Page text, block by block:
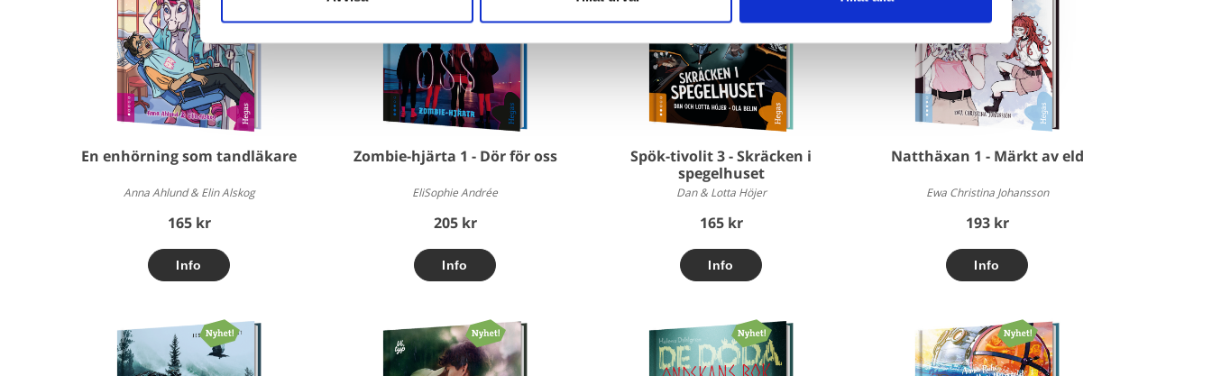
En enhörning som tandläkare
Anna Ahlund & Elin Alskog
165 kr
Zombie-hjärta 1 - Dör för oss
EliSophie Andrée
205 kr
Spök-tivolit 3 - Skräcken i
spegelhuset
Dan & Lotta Höjer
165 kr
Natthäxan 1 - Märkt av eld
Ewa Christina Johansson
193 kr